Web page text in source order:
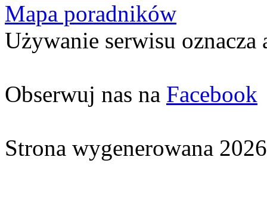
Mapa poradników
Używanie serwisu oznacza
Obserwuj nas na Facebook
Strona wygenerowana